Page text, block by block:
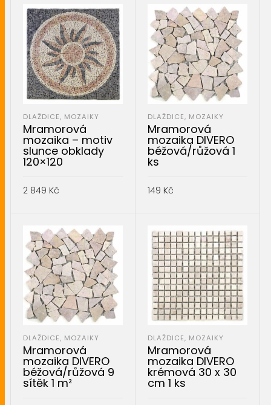
DLAŽDICE, MOZAIKY
Mramorová
mozaika – motiv
slunce obklady
120×120
2 849 Kč
DLAŽDICE, MOZAIKY
Mramorová
mozaika DIVERO
béžová/růžová 1
ks
149 Kč
DLAŽDICE, MOZAIKY
Mramorová
mozaika DIVERO
béžová/růžová 9
sítěk 1 m²
DLAŽDICE, MOZAIKY
Mramorová
mozaika DIVERO
krémová 30 x 30
cm 1 ks